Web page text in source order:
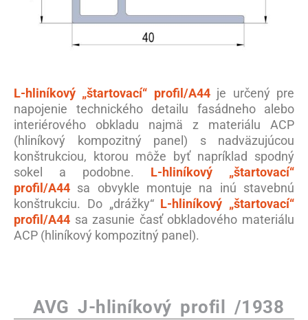
L-hliníkový „štartovací“ profil/A44 je určený pre
napojenie technického detailu fasádneho alebo
interiérového obkladu najmä z materiálu ACP
(hliníkový kompozitný panel) s nadväzujúcou
konštrukciou, ktorou môže byť napríklad spodný
sokel a podobne. L-hliníkový „štartovací“
profil/A44 sa obvykle montuje na inú stavebnú
konštrukciu. Do „drážky“ L-hliníkový „štartovací“
profil/A44 sa zasunie časť obkladového materiálu
ACP (hliníkový kompozitný panel).
AVG J-hliníkový profil /1938